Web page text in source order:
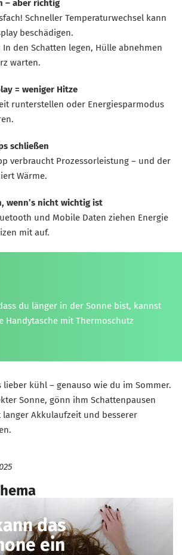
– aber richtig
Schneller Temperaturwechsel kann
beschädigen.
In den Schatten legen, Hülle abnehmen
warten.
= weniger Hitze
runterstellen oder Energiesparmodus
schließen
verbraucht Prozessorleistung – und der
Wärme.
wenn’s nicht wichtig ist
und Mobile Daten ziehen Energie
mit auf.
du länger in der Sonne bist, kannst
Handytasche mit Thermoschutz
lieber kühl – genauso wie du im Sommer.
Sonne, gönn ihm Schattenpausen
Akkulaufzeit und besserer
das
ein